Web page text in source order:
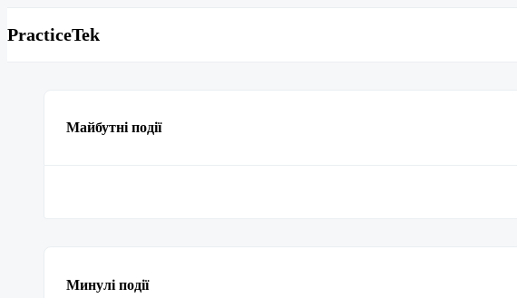
PracticeTek
Майбутні події
Минулі події